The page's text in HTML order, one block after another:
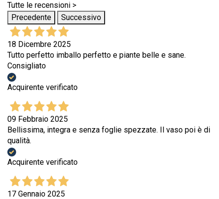
Tutte le recensioni >
Precedente
Successivo
18 Dicembre 2025
Tutto perfetto imballo perfetto e piante belle e sane.
Consigliato
Acquirente verificato
09 Febbraio 2025
Bellissima, integra e senza foglie spezzate. Il vaso poi è di
qualità.
Acquirente verificato
17 Gennaio 2025